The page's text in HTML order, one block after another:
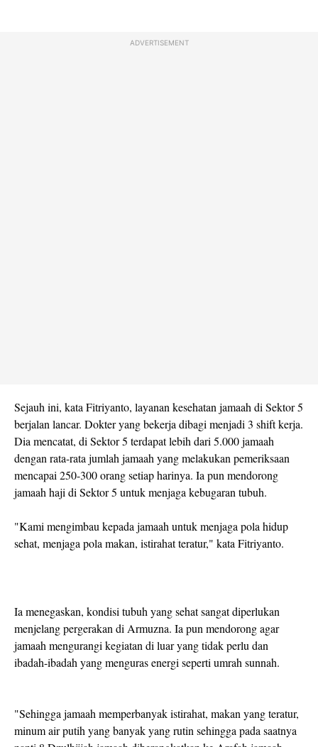
ADVERTISEMENT
Sejauh ini, kata Fitriyanto, layanan kesehatan jamaah di Sektor 5
berjalan lancar. Dokter yang bekerja dibagi menjadi 3 shift kerja.
Dia mencatat, di Sektor 5 terdapat lebih dari 5.000 jamaah
dengan rata-rata jumlah jamaah yang melakukan pemeriksaan
mencapai 250-300 orang setiap harinya. Ia pun mendorong
jamaah haji di Sektor 5 untuk menjaga kebugaran tubuh.
"Kami mengimbau kepada jamaah untuk menjaga pola hidup
sehat, menjaga pola makan, istirahat teratur," kata Fitriyanto.
Ia menegaskan, kondisi tubuh yang sehat sangat diperlukan
menjelang pergerakan di Armuzna. Ia pun mendorong agar
jamaah mengurangi kegiatan di luar yang tidak perlu dan
ibadah-ibadah yang menguras energi seperti umrah sunnah.
"Sehingga jamaah memperbanyak istirahat, makan yang teratur,
minum air putih yang banyak yang rutin sehingga pada saatnya